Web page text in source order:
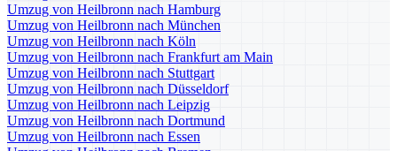
Umzug von Heilbronn nach Hamburg
Umzug von Heilbronn nach München
Umzug von Heilbronn nach Köln
Umzug von Heilbronn nach Frankfurt am Main
Umzug von Heilbronn nach Stuttgart
Umzug von Heilbronn nach Düsseldorf
Umzug von Heilbronn nach Leipzig
Umzug von Heilbronn nach Dortmund
Umzug von Heilbronn nach Essen